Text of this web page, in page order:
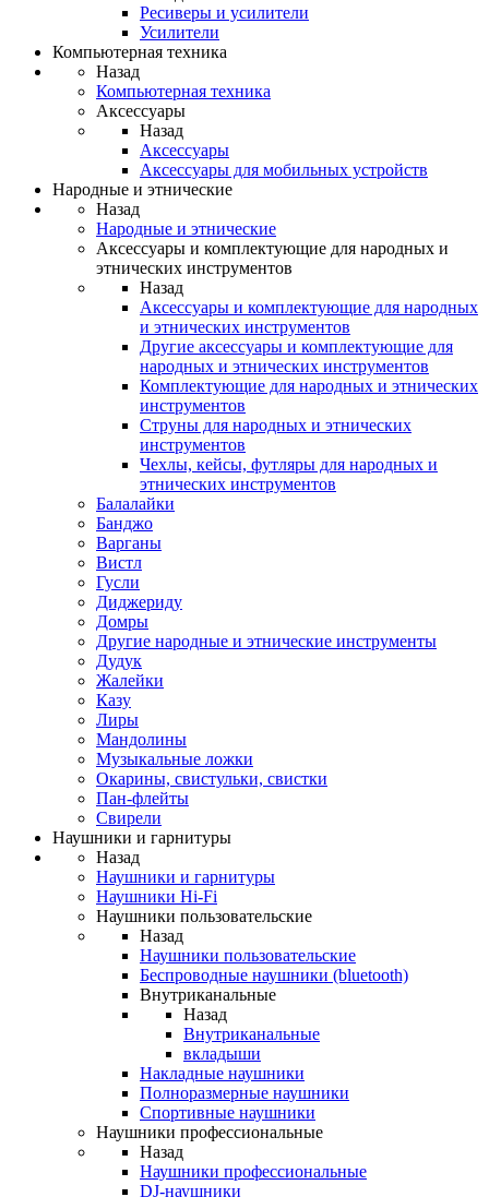
Ресиверы и усилители
Усилители
Компьютерная техника
Назад
Компьютерная техника
Аксессуары
Назад
Аксессуары
Аксессуары для мобильных устройств
Народные и этнические
Назад
Народные и этнические
Аксессуары и комплектующие для народных и
этнических инструментов
Назад
Аксессуары и комплектующие для народных
и этнических инструментов
Другие аксессуары и комплектующие для
народных и этнических инструментов
Комплектующие для народных и этнических
инструментов
Струны для народных и этнических
инструментов
Чехлы, кейсы, футляры для народных и
этнических инструментов
Балалайки
Банджо
Варганы
Вистл
Гусли
Диджериду
Домры
Другие народные и этнические инструменты
Дудук
Жалейки
Казу
Лиры
Мандолины
Музыкальные ложки
Окарины, свистульки, свистки
Пан-флейты
Свирели
Наушники и гарнитуры
Назад
Наушники и гарнитуры
Наушники Hi-Fi
Наушники пользовательские
Назад
Наушники пользовательские
Беспроводные наушники (bluetooth)
Внутриканальные
Назад
Внутриканальные
вкладыши
Накладные наушники
Полноразмерные наушники
Спортивные наушники
Наушники профессиональные
Назад
Наушники профессиональные
DJ-наушники